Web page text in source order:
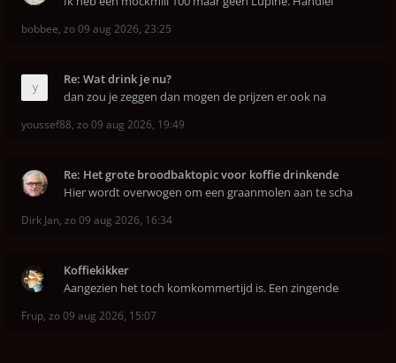
bobbee, zo 09 aug 2026, 23:25
Re: Wat drink je nu?
dan zou je zeggen dan mogen de prijzen er ook na
youssef88, zo 09 aug 2026, 19:49
Re: Het grote broodbaktopic voor koffie drinkende
Hier wordt overwogen om een graanmolen aan te scha
Dirk Jan, zo 09 aug 2026, 16:34
Koffiekikker
Aangezien het toch komkommertijd is. Een zingende
Frup, zo 09 aug 2026, 15:07